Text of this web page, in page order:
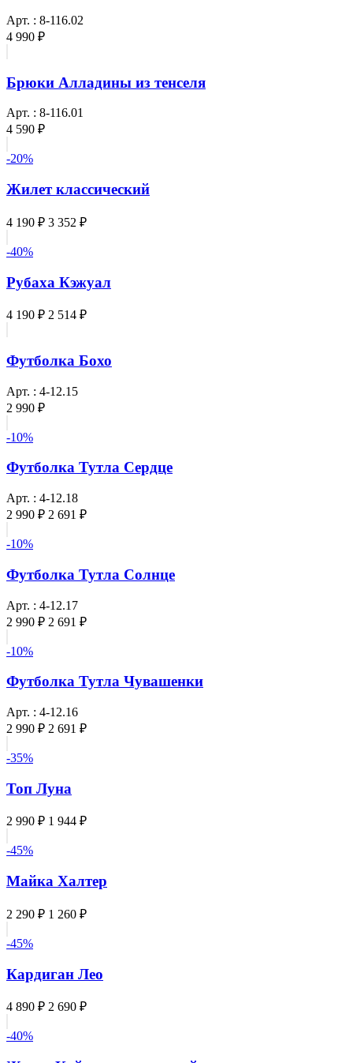
Арт. : 8-116.02
4 990 ₽
Брюки Алладины из тенселя
Арт. : 8-116.01
4 590 ₽
-20%
Жилет классический
4 190 ₽ 3 352 ₽
-40%
Рубаха Кэжуал
4 190 ₽ 2 514 ₽
Футболка Бохо
Арт. : 4-12.15
2 990 ₽
-10%
Футболка Тутла Сердце
Арт. : 4-12.18
2 990 ₽ 2 691 ₽
-10%
Футболка Тутла Солнце
Арт. : 4-12.17
2 990 ₽ 2 691 ₽
-10%
Футболка Тутла Чувашенки
Арт. : 4-12.16
2 990 ₽ 2 691 ₽
-35%
Топ Луна
2 990 ₽ 1 944 ₽
-45%
Майка Халтер
2 290 ₽ 1 260 ₽
-45%
Кардиган Лео
4 890 ₽ 2 690 ₽
-40%